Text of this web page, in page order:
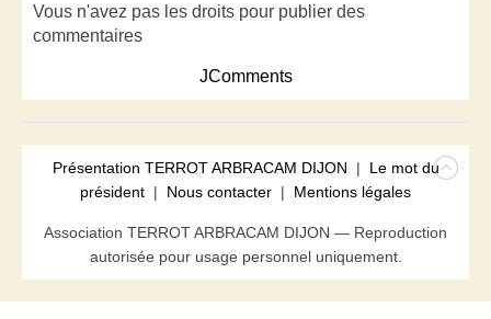
Vous n'avez pas les droits pour publier des
commentaires
JComments
Présentation TERROT ARBRACAM DIJON | Le mot du
président | Nous contacter | Mentions légales
Association TERROT ARBRACAM DIJON — Reproduction
autorisée pour usage personnel uniquement.